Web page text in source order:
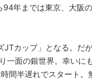
94年までは東京、大阪の
JTカップ」となる。だ
一面の銀世界。幸いに
間半遅れでスタート。